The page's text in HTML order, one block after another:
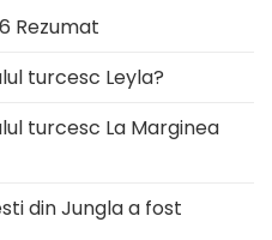
Rezumat
turcesc Leyla?
turcesc La Marginea
din Jungla a fost